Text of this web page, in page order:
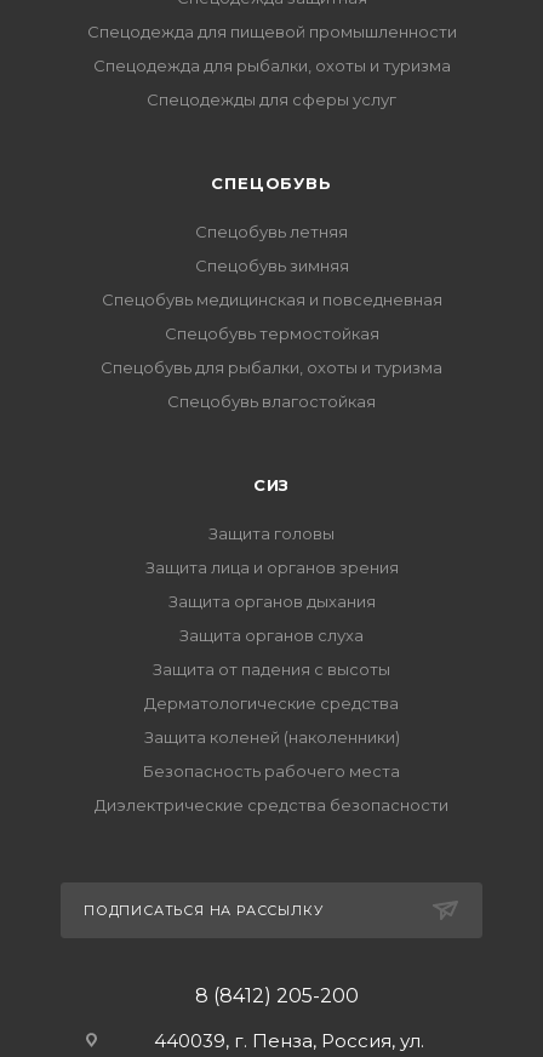
Спецодежда для пищевой промышленности
Спецодежда для рыбалки, охоты и туризма
Спецодежды для сферы услуг
CПЕЦОБУВЬ
Спецобувь летняя
Спецобувь зимняя
Спецобувь медицинская и повседневная
Спецобувь термостойкая
Спецобувь для рыбалки, охоты и туризма
Спецобувь влагостойкая
СИЗ
Защита головы
Защита лица и органов зрения
Защита органов дыхания
Защита органов слуха
Защита от падения с высоты
Дерматологические средства
Защита коленей (наколенники)
Безопасность рабочего места
Диэлектрические средства безопасности
ПОДПИСАТЬСЯ НА РАССЫЛКУ
8 (8412) 205-200
440039, г. Пенза, Россия, ул.